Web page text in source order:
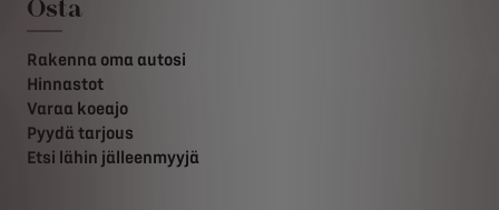
Osta
Rakenna oma autosi
Hinnastot
Varaa koeajo
Pyydä tarjous
Etsi lähin jälleenmyyjä